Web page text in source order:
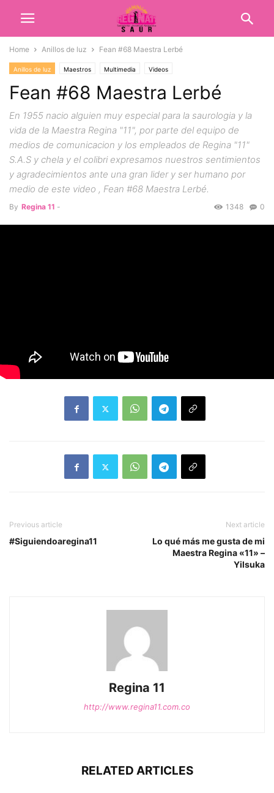
Home Anillos de luz Fean #68 Maestra Lerbé
Anillos de luz Maestros Multimedia Videos
Fean #68 Maestra Lerbé
En 1955 nacio alguien muy especial para la saurologia y la
vida de la Maestra Regina "11", por parte del equipo de
medios de comunicacion y los empleados de Regina "11"
S.A.S y chela y el colibri expresamos nuestros sentimientos
y agradecimientos ante una gran lider y ser humano por
medio de este video , Fean #68 Maestra Lerbé.
By Regina 11 - 0
1348
Previous article
#Siguiendoaregina11
Next article
Lo qué más me gusta de mi
Maestra Regina «11» –
Yilsuka
Regina 11
http://www.regina11.com.co
RELATED ARTICLES